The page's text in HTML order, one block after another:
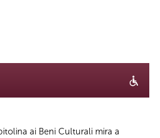
ai Beni Culturali mira a